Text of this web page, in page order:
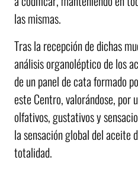
las mismas.
Tras la recepción de dichas
análisis organoléptico de los
de un panel de cata formado
este Centro, valorándose, por
olfativos, gustativos y
la sensación global del aceite
totalidad.